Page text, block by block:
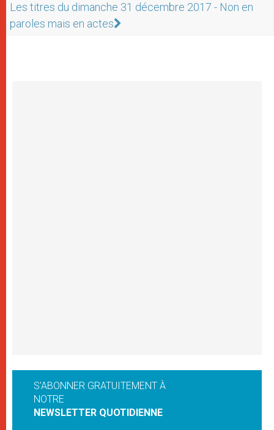
Les titres du dimanche 31 décembre 2017 - Non en
paroles mais en actes
S'ABONNER GRATUITEMENT À
NOTRE
NEWSLETTER QUOTIDIENNE